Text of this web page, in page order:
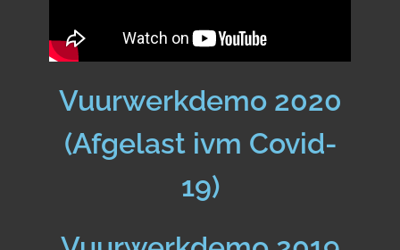
Vuurwerkdemo 2020
(Afgelast ivm Covid-
19)